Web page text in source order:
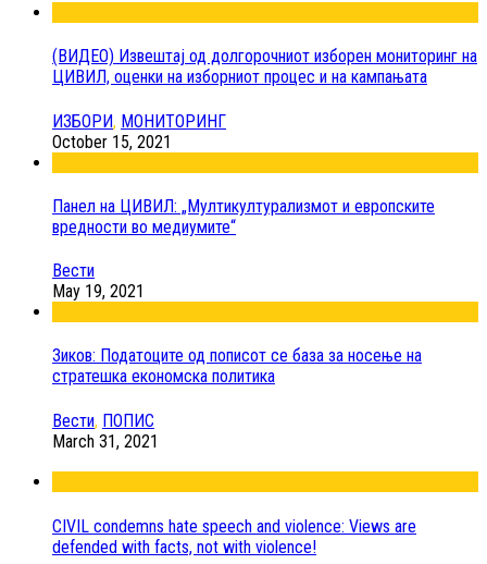
(ВИДЕО) Извештај од долгорочниот изборен мониторинг на
ЦИВИЛ, оценки на изборниот процес и на кампањата
ИЗБОРИ, МОНИТОРИНГ
October 15, 2021
Панел на ЦИВИЛ: „Мултикултурализмот и европските
вредности во медиумите“
Вести
May 19, 2021
Зиков: Податоците од пописот се база за носење на
стратешка економска политика
Вести, ПОПИС
March 31, 2021
CIVIL condemns hate speech and violence: Views are
defended with facts, not with violence!